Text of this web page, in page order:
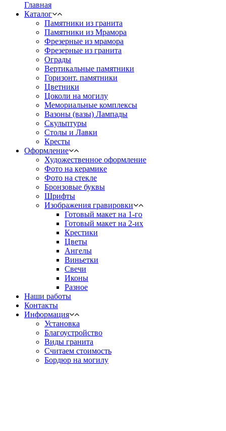
Главная
Каталог
Памятники из гранита
Памятники из Мрамора
Фрезерные из мрамора
Фрезерные из гранита
Ограды
Вертикальные памятники
Горизонт. памятники
Цветники
Цоколи на могилу
Мемориальные комплексы
Вазоны (вазы) Лампады
Скульптуры
Столы и Лавки
Кресты
Оформление
Художественное оформление
Фото на керамике
Фото на стекле
Бронзовые буквы
Шрифты
Изображения гравировки
Готовый макет на 1-го
Готовый макет на 2-их
Крестики
Цветы
Ангелы
Виньетки
Свечи
Иконы
Разное
Наши работы
Контакты
Информация
Установка
Благоустройство
Виды гранита
Считаем стоимость
Бордюр на могилу